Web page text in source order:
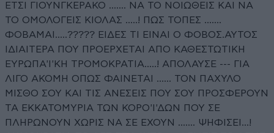
ΕΤΣΙ ΓΙΟΥΝΓΚΕΡΑΚΟ ....... ΝΑ ΤΟ ΝΟΙΩΘΕΙΣ ΚΑΙ ΝΑ
ΤΟ ΟΜΟΛΟΓΕΙΣ ΚΙΟΛΑΣ .....! ΠΩΣ ΤΟΠΕΣ .......
ΦΟΒΑΜΑΙ.....????? ΕΙΔΕΣ ΤΙ ΕΙΝΑΙ Ο ΦΟΒΟΣ.ΑΥΤΟΣ
ΙΔΙΑΙΤΕΡΑ ΠΟΥ ΠΡΟΕΡΧΕΤΑΙ ΑΠΟ ΚΑΘΕΣΤΩΤΙΚΗ
ΕΥΡΩΠΑ'Ι'ΚΗ ΤΡΟΜΟΚΡΑΤΙΑ.....! ΑΠΟΛΑΥΣΕ --- ΓΙΑ
ΛΙΓΟ ΑΚΟΜΗ ΟΠΩΣ ΦΑΙΝΕΤΑΙ ...... ΤΟΝ ΠΑΧΥΛΟ
ΜΙΣΘΟ ΣΟΥ ΚΑΙ ΤΙΣ ΑΝΕΣΕΙΣ ΠΟΥ ΣΟΥ ΠΡΟΣΦΕΡΟΥΝ
ΤΑ ΕΚΚΑΤΟΜΥΡΙΑ ΤΩΝ ΚΟΡΟ'Ι'ΔΩΝ ΠΟΥ ΣΕ
ΠΛΗΡΩΝΟΥΝ ΧΩΡΙΣ ΝΑ ΣΕ ΕΧΟΥΝ ....... ΨΗΦΙΣΕΙ...!